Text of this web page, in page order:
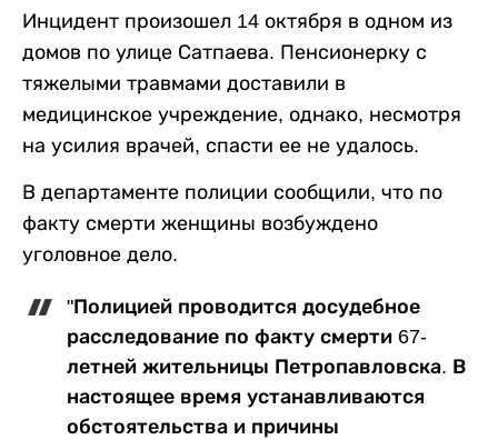
Инцидент произошел 14 октября в одном из
домов по улице Сатпаева. Пенсионерку с
тяжелыми травмами доставили в
медицинское учреждение, однако, несмотря
на усилия врачей, спасти ее не удалось.
В департаменте полиции сообщили, что по
факту смерти женщины возбуждено
уголовное дело.
"Полицией проводится досудебное
расследование по факту смерти 67-
летней жительницы Петропавловска. В
настоящее время устанавливаются
обстоятельства и причины